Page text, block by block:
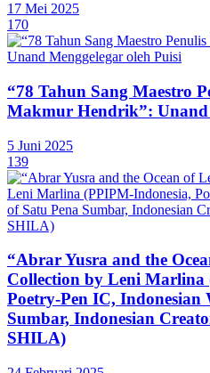
17 Mei 2025
170
“78 Tahun Sang Maestro
Makmur Hendrik”: Unand
5 Juni 2025
139
“Abrar Yusra and the
Collection by Leni Marlina
Poetry-Pen IC, Indonesian
Sumbar, Indonesian
SHILA)